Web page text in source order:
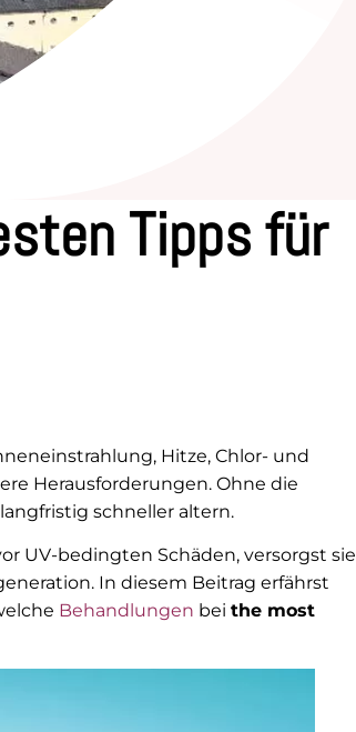
Tipps für
Hitze, Chlor- und
Herausforderungen. Ohne die
schneller altern.
UV-bedingten Schäden, versorgst sie
In diesem Beitrag erfährst
Behandlungen bei the most